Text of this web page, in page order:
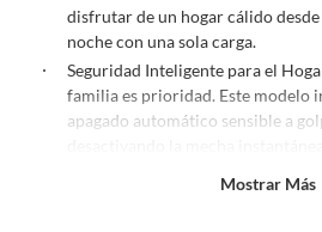
electrónica, por ejemplo, cupones
para el computador.
Productos a pedido o confeccionados a
Productos que han sido informados
reparados, abiertos, de segunda
disfrutar de un hogar cálido desde
noche con una sola carga.
Seguridad Inteligente para el
familia es prioridad. Este modelo
apagado automático sensible a
Mostrar Más